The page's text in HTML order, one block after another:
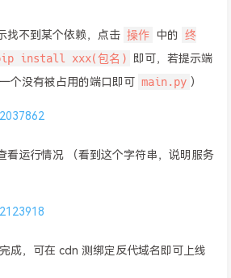
找不到某个依赖，点击 操作 中的 终
install xxx(包名) 即可，若提示端
个没有被占用的端口即可
main.py ）
看运行情况 （看到这个字符串，说明服务
成，可在 cdn 测绑定反代域名即可上线